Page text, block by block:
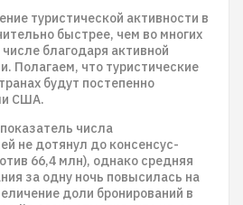
туристической активности в
быстрее, чем во многих
благодаря активной
Полагаем, что туристические
будут постепенно
США.
числа
не дотянул до консенсус-
66,4 млн), однако средняя
за одну ночь повысилась на
доли бронирований в